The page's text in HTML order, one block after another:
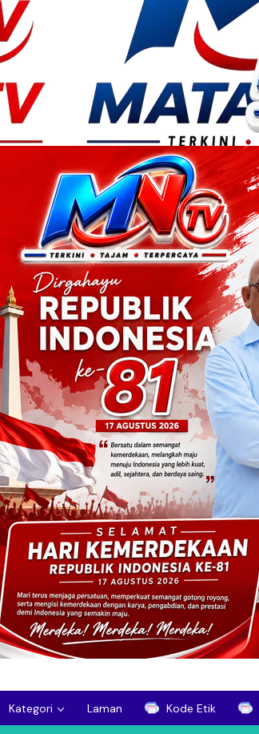
Kategori Laman Kode Etik